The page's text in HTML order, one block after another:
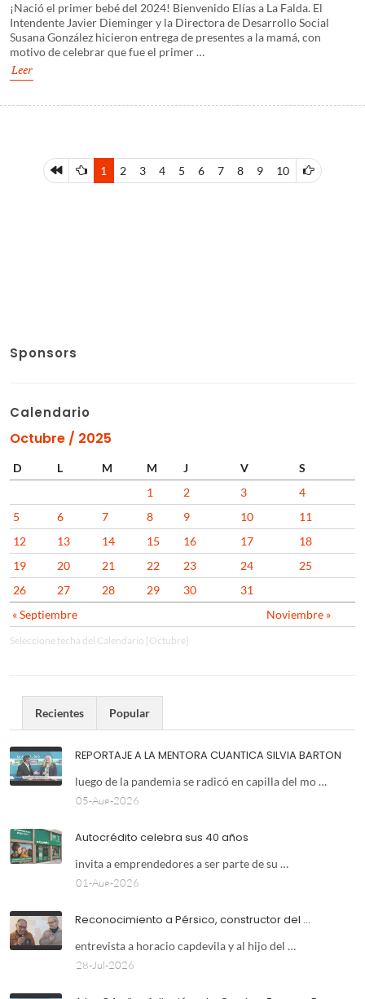
¡Nació el primer bebé del 2024! Bienvenido Elías a La Falda. El
Intendente Javier Dieminger y la Directora de Desarrollo Social
Susana González hicieron entrega de presentes a la mamá, con
motivo de celebrar que fue el primer …
Leer
1 2 3 4 5 6 7 8 9 10
Sponsors
Calendario
Octubre / 2025
Seleccione fecha del Calendario [Octubre]
D L M M J V S
« Septiembre Noviembre »
1 2 3
4
5
6 7 8 9 10
11
12
13 14 15 16 17
18
19
20 21 22 23 24
25
26
27 28 29 30 31
Recientes Popular
REPORTAJE A LA MENTORA CUANTICA SILVIA BARTON
luego de la pandemia se radicó en capilla del mo …
05-Aug-2026
Autocrédito celebra sus 40 años
invita a emprendedores a ser parte de su …
01-Aug-2026
Reconocimiento a Pérsico, constructor del …
entrevista a horacio capdevila y al hijo del …
28-Jul-2026